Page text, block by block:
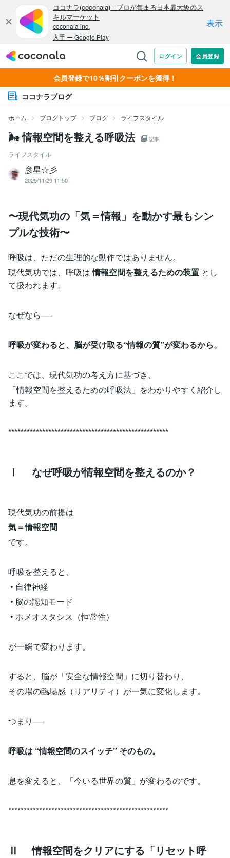
会員登録で10％割引クーポンを獲得！
ココナラブログ
ホーム ブログトップ ブログ ライフスタイル
🌬 情報空間を整える呼吸法 記事
ライフスタイル
彦星☆彡
2025/11/29 11:50
〜現代気功の「気＝情報」を動かす最もシン
プルな技術〜
呼吸は、ただの生理的な動作ではありません。
現代気功では、呼吸は情報空間を整えるための装置 とし
て扱われます。
なぜなら──
呼吸が変わると、脳が受け取る“情報の質”が変わるから。
ここでは、現代気功の考え方に基づき、
「情報空間を整えるための呼吸法」をわかりやすく紹介し
ます。
****************************************************
Ⅰ なぜ呼吸が情報空間を整えるのか？
現代気功の前提は
気＝情報空間
です。
呼吸を整えると、
• 自律神経
• 脳の認知モード
• ホメオスタシス（恒常性）
が一瞬で変わります。
すると、脳が「安全な情報空間」に切り替わり、
その場の臨場感（リアリティ）が一気に変化します。
つまり──
呼吸は “情報空間のスイッチ” そのもの。
息を変えると、「今いる世界の質」が変わるのです。
****************************************************
Ⅱ 情報空間をクリアにする「リセット呼